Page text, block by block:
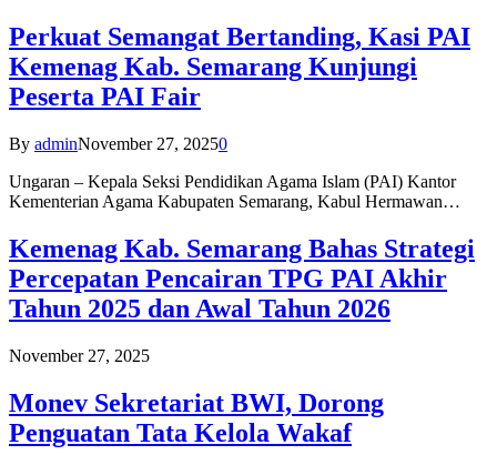
Perkuat Semangat Bertanding, Kasi PAI
Kemenag Kab. Semarang Kunjungi
Peserta PAI Fair
By adminNovember 27, 20250
Ungaran – Kepala Seksi Pendidikan Agama Islam (PAI) Kantor
Kementerian Agama Kabupaten Semarang, Kabul Hermawan…
Kemenag Kab. Semarang Bahas Strategi
Percepatan Pencairan TPG PAI Akhir
Tahun 2025 dan Awal Tahun 2026
November 27, 2025
Monev Sekretariat BWI, Dorong
Penguatan Tata Kelola Wakaf